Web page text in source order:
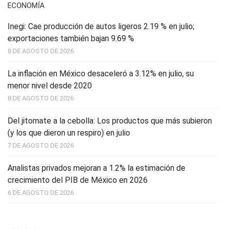
ECONOMÍA
Inegi: Cae producción de autos ligeros 2.19 % en julio;
exportaciones también bajan 9.69 %
8 DE AGOSTO DE 2026
La inflación en México desaceleró a 3.12% en julio, su
menor nivel desde 2020
8 DE AGOSTO DE 2026
Del jitomate a la cebolla: Los productos que más subieron
(y los que dieron un respiro) en julio
7 DE AGOSTO DE 2026
Analistas privados mejoran a 1.2% la estimación de
crecimiento del PIB de México en 2026
6 DE AGOSTO DE 2026